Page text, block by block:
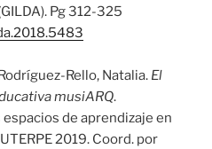
Pg 312-325
Rello, Natalia. El
musiARQ.
de aprendizaje en
2019. Coord. por